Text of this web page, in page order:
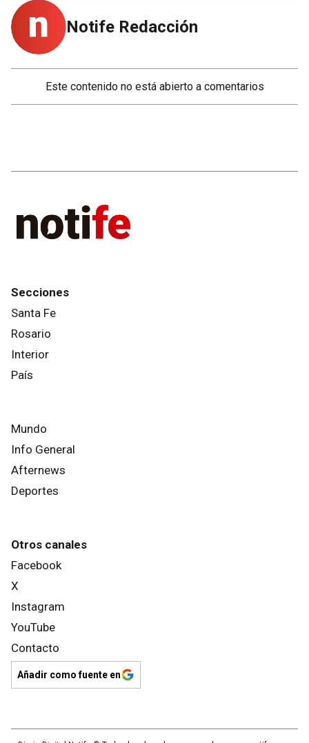
Notife Redacción
Este contenido no está abierto a comentarios
Secciones
Santa Fe
Rosario
Interior
País
Mundo
Info General
Afternews
Deportes
Otros canales
Facebook
X
Instagram
YouTube
Contacto
Añadir como fuente en